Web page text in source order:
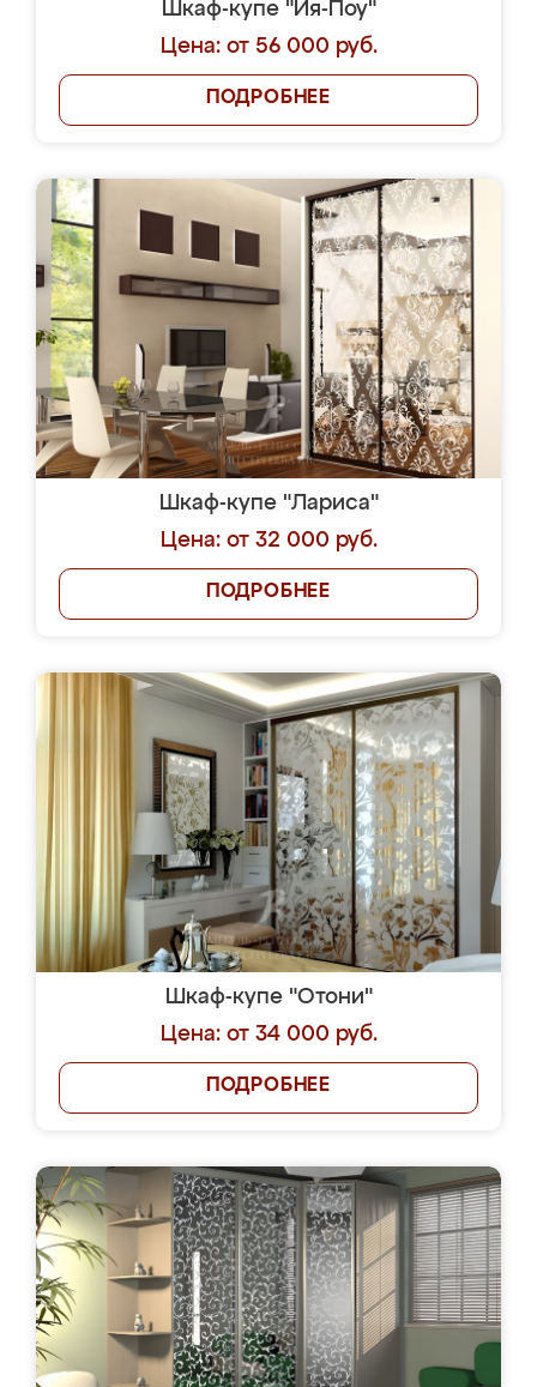
Шкаф-купе "Йя-Поу"
Цена: от 56 000 руб.
ПОДРОБНЕЕ
Шкаф-купе "Лариса"
Цена: от 32 000 руб.
ПОДРОБНЕЕ
Шкаф-купе "Отони"
Цена: от 34 000 руб.
ПОДРОБНЕЕ